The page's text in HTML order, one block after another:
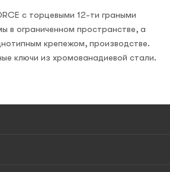
c торцевыми 12-ти граными
в ограниченном пространстве, а
крепежом, производстве.
ключи из хромованадиевой стали.